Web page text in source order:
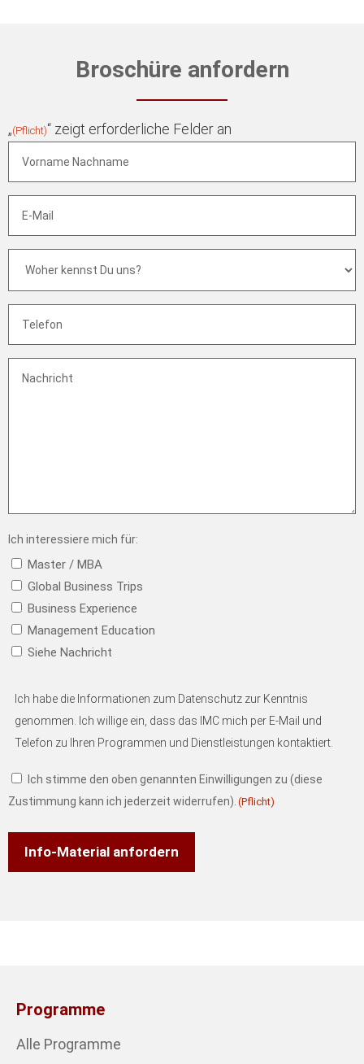
Broschüre anfordern
„(Pflicht)“ zeigt erforderliche Felder an
Nachname
Mail
kennst
uns?
(Pflicht)
(Pflicht)
Ich interessiere mich für:
Master / MBA
Global Business Trips
Business Experience
Management Education
Siehe Nachricht
(Pflicht)
Ich habe die Informationen zum Datenschutz zur Kenntnis
genommen. Ich willige ein, dass das IMC mich per E-Mail und
Telefon zu Ihren Programmen und Dienstleistungen kontaktiert.
Ich stimme den oben genannten Einwilligungen zu (diese
Zustimmung kann ich jederzeit widerrufen). (Pflicht)
Programme
Alle Programme